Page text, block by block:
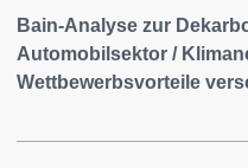
Bain-Analyse zur
Automobilsektor /
Wettbewerbsvorteile